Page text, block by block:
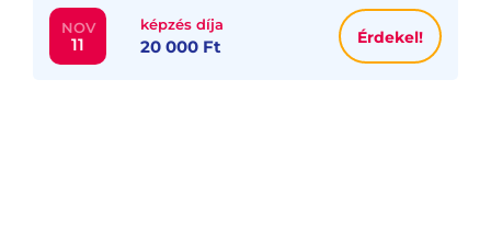
NOV
11
képzés díja
20 000 Ft Érdekel!